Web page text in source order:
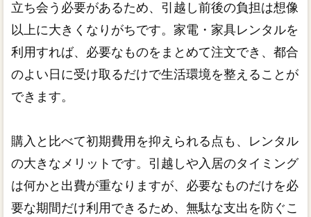
立ち会う必要があるため、引越し前後の負担は想像
以上に大きくなりがちです。家電・家具レンタルを
利用すれば、必要なものをまとめて注文でき、都合
のよい日に受け取るだけで生活環境を整えることが
できます。
購入と比べて初期費用を抑えられる点も、レンタル
の大きなメリットです。引越しや入居のタイミング
は何かと出費が重なりますが、必要なものだけを必
要な期間だけ利用できるため、無駄な支出を防ぐこ